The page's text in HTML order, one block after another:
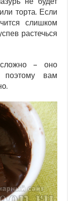
торта. Если
слишком
растечься
сложно – оно
поэтому вам